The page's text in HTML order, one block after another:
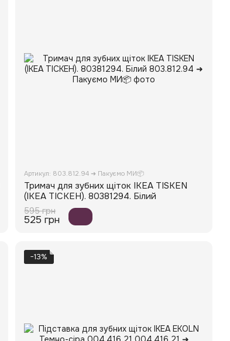
Артикул: 803.812.94 ➜ Пакуємо МИ📦
Тримач для зубних щіток IKEA TISKEN
(ІКЕА ТІСКЕН). 80381294. Білий
595 грн
525 грн
−13%